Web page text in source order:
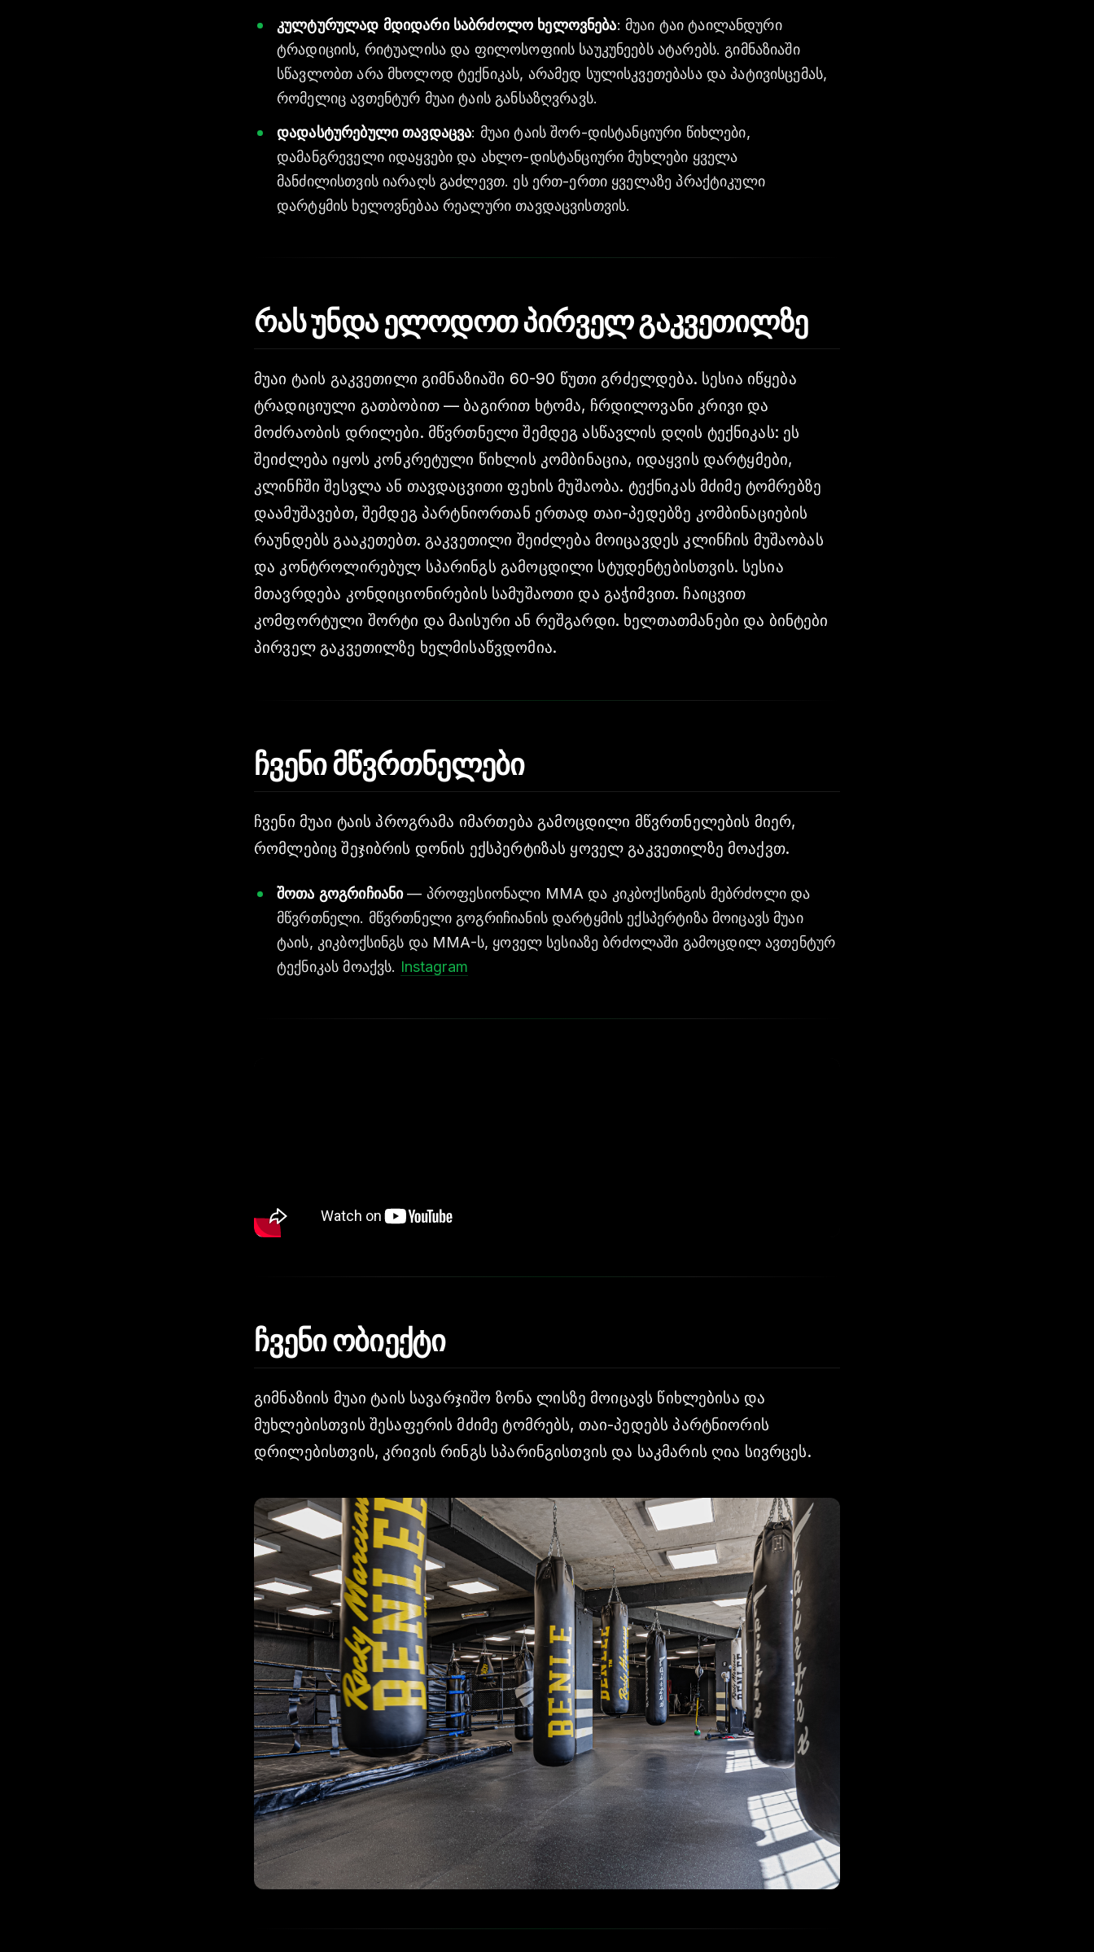
კულტურულად მდიდარი საბრძოლო ხელოვნება: მუაი ტაი ტაილანდური
ტრადიციის, რიტუალისა და ფილოსოფიის საუკუნეებს ატარებს. გიმნაზიაში
სწავლობთ არა მხოლოდ ტექნიკას, არამედ სულისკვეთებასა და პატივისცემას,
რომელიც ავთენტურ მუაი ტაის განსაზღვრავს.
დადასტურებული თავდაცვა: მუაი ტაის შორ-დისტანციური წიხლები,
დამანგრეველი იდაყვები და ახლო-დისტანციური მუხლები ყველა
მანძილისთვის იარაღს გაძლევთ. ეს ერთ-ერთი ყველაზე პრაქტიკული
დარტყმის ხელოვნებაა რეალური თავდაცვისთვის.
რას უნდა ელოდოთ პირველ გაკვეთილზე
მუაი ტაის გაკვეთილი გიმნაზიაში 60-90 წუთი გრძელდება. სესია იწყება
ტრადიციული გათბობით — ბაგირით ხტომა, ჩრდილოვანი კრივი და
მოძრაობის დრილები. მწვრთნელი შემდეგ ასწავლის დღის ტექნიკას: ეს
შეიძლება იყოს კონკრეტული წიხლის კომბინაცია, იდაყვის დარტყმები,
კლინჩში შესვლა ან თავდაცვითი ფეხის მუშაობა. ტექნიკას მძიმე ტომრებზე
დაამუშავებთ, შემდეგ პარტნიორთან ერთად თაი-პედებზე კომბინაციების
რაუნდებს გააკეთებთ. გაკვეთილი შეიძლება მოიცავდეს კლინჩის მუშაობას
და კონტროლირებულ სპარინგს გამოცდილი სტუდენტებისთვის. სესია
მთავრდება კონდიციონირების სამუშაოთი და გაჭიმვით. ჩაიცვით
კომფორტული შორტი და მაისური ან რეშგარდი. ხელთათმანები და ბინტები
პირველ გაკვეთილზე ხელმისაწვდომია.
ჩვენი მწვრთნელები
ჩვენი მუაი ტაის პროგრამა იმართება გამოცდილი მწვრთნელების მიერ,
რომლებიც შეჯიბრის დონის ექსპერტიზას ყოველ გაკვეთილზე მოაქვთ.
შოთა გოგრიჩიანი— პროფესიონალი MMA და კიკბოქსინგის მებრძოლი და
მწვრთნელი. მწვრთნელი გოგრიჩიანის დარტყმის ექსპერტიზა მოიცავს მუაი
ტაის, კიკბოქსინგს და MMA-ს, ყოველ სესიაზე ბრძოლაში გამოცდილ ავთენტურ
ტექნიკას მოაქვს. Instagram
ჩვენი ობიექტი
გიმნაზიის მუაი ტაის სავარჯიშო ზონა ლისზე მოიცავს წიხლებისა და
მუხლებისთვის შესაფერის მძიმე ტომრებს, თაი-პედებს პარტნიორის
დრილებისთვის, კრივის რინგს სპარინგისთვის და საკმარის ღია სივრცეს.